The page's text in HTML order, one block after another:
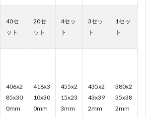
40セ
ット
20セ
ット
4セッ
ト
3セッ
ト
1セッ
ト
406x2
85x30
0mm
418x3
10x30
0mm
455x2
15x23
3mm
435x2
43x39
2mm
380x2
35x38
2mm